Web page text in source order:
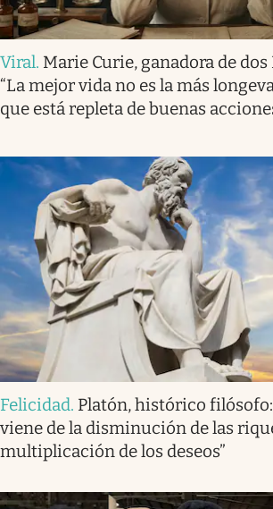
Viral. Marie Curie, ganadora de
“La mejor vida no es la más
que está repleta de buenas
Felicidad. Platón, histórico filósofo:
viene de la disminución de las
multiplicación de los deseos”